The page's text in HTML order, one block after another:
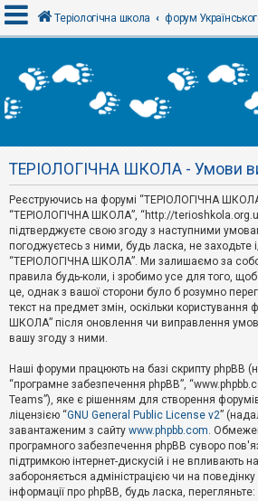
х
і
Р
є
с
т
р
а
ц
я
Т
м
и
б
е
з
в
і
д
п
о
в
Теріологічна школа форум
ТЕРІОЛОГІЧНА ШКОЛА - Умови
Реєструючись на форумі “ТЕРІОЛОГІЧНА
“ТЕРІОЛОГІЧНА ШКОЛА”, “http://
підтверджуєте свою згоду з наступними
погоджуєтесь з ними, будь ласка, не заходьте
“ТЕРІОЛОГІЧНА ШКОЛА”. Ми залишаємо за
правила будь-коли, і зробимо усе для того,
це, однак з вашої сторони було б розумно
текст на предмет змін, оскільки
ШКОЛА” після оновлення чи виправлення
вашу згоду з ними.
Наші форуми працюють на базі скрипту phpBB
“програмне забезпечення phpBB”,
Teams”), яке є рішенням для створення
ліцензією “GNU General Public License v2”
завантаженим з сайту www.phpbb.com.
програмного забезпечення phpBB суворо
підтримкою інтернет-дискусій і не впливають
забороняється адміністрацією чи на
інформації про phpBB, будь ласка, перегляньте: